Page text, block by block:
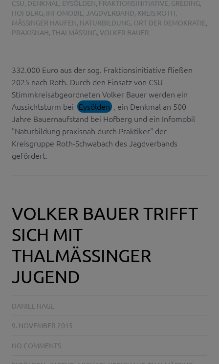
CSU, DENKMAL , EYSÖLDEN, FRAKTIONSINITIATIVE, GREDING,
HOFBERG, INFOMOBIL , JAGDVERBAND, KREIS ROTH,
MÄSSINGER HAUFEN, NATURBILDUNG, ORT DER DEMOKRATIE,
PRAXISNAH, THALMÄSSING, VOLKER BAUER
332.000 Euro aus der sog. Fraktionsinitiative fließen
2025 nach Roth. Durch den Einsatz von CSU-
Stimmkreisabgeordneten Volker Bauer werden ein
Aussichtsturm bei Eysölden , ein Denkmal an 500
Jahre Bauernaufstand bei Hofberg und ein Infomobil
"Naturbildung praxisnah durch Praktiker" der
Kreisgruppe Roth-Schwabach des Jagdverbands
gefördert.
VOLKER BAUER TRIFFT
SICH MIT
THALMÄSSINGER
JUGEND
DANIEL NAGL
9. NOVEMBER 2015
NO COMMENTS